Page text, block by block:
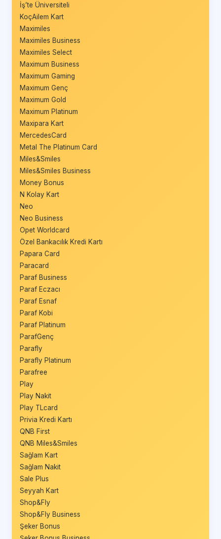
İş’te Üniversiteli
KoçAilem Kart
Maximiles
Maximiles Business
Maximiles Select
Maximum Business
Maximum Gaming
Maximum Genç
Maximum Gold
Maximum Platinum
Maxipara Kart
MercedesCard
Metal The Platinum Card
Miles&Smiles
Miles&Smiles Business
Money Bonus
N Kolay Kart
Neo
Neo Business
Opet Worldcard
Özel Bankacılık Kredi Kartı
Papara Card
Paracard
Paraf Business
Paraf Eczacı
Paraf Esnaf
Paraf Kobi
Paraf Platinum
ParafGenç
Parafly
Parafly Platinum
Parafree
Play
Play Nakit
Play TLcard
Privia Kredi Kartı
QNB First
QNB Miles&Smiles
Sağlam Kart
Sağlam Nakit
Sale Plus
Seyyah Kart
Shop&Fly
Shop&Fly Business
Şeker Bonus